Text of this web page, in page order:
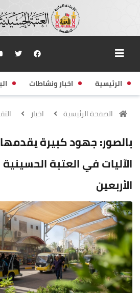
الرئيسية اخبار ونشاطات
الصفحة الرئيسية اخبار
بالصور: جهود كبيرة
الآليات في العتبة
الأربعين